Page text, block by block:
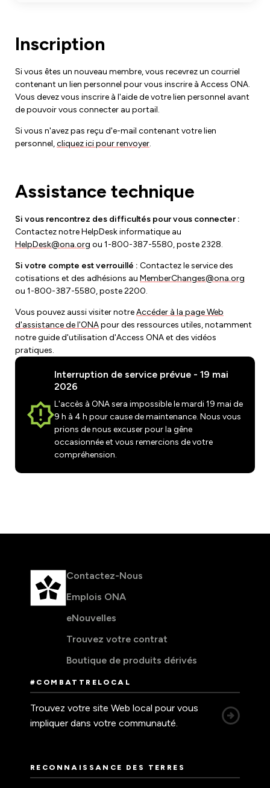
Inscription
Si vous êtes un nouveau membre, vous recevrez un courriel
contenant un lien personnel pour vous inscrire à Access ONA.
Vous devez vous inscrire à l'aide de votre lien personnel avant
de pouvoir vous connecter au portail.
Si vous n'avez pas reçu d'e-mail contenant votre lien
personnel,cliquez ici pour renvoyer.
Assistance technique
Si vous rencontrez des difficultés pour vous connecter :
Contactez notre HelpDesk informatique au
HelpDesk@ona.org ou 1-800-387-5580, poste 2328.
Si votre compte est verrouillé : Contactez le service des
cotisations et des adhésions au MemberChanges@ona.org
ou 1-800-387-5580, poste 2200.
Vous pouvez aussi visiter notreAccéder à la page Web
d'assistance de l'ONApour des ressources utiles, notamment
notre guide d'utilisation d'Access ONA et des vidéos
pratiques.
Interruption de service prévue - 19 mai
2026
L'accès à ONA sera impossible le mardi 19 mai de
9 h à 4 h pour cause de maintenance. Nous vous
prions de nous excuser pour la gêne
occasionnée et vous remercions de votre
compréhension.
Contactez-Nous
Emplois ONA
eNouvelles
Trouvez votre contrat
Boutique de produits dérivés
#COMBATTRELOCAL
Trouvez votre site Web local pour vous
impliquer dans votre communauté.
RECONNAISSANCE DES TERRES